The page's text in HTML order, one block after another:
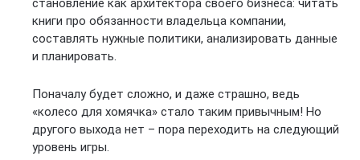
становление как архитектора своего бизнеса: читать
книги про обязанности владельца компании,
составлять нужные политики, анализировать данные
и планировать.
Поначалу будет сложно, и даже страшно, ведь
«колесо для хомячка» стало таким привычным! Но
другого выхода нет – пора переходить на следующий
уровень игры.